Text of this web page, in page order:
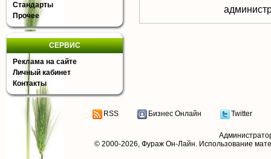
Стандарты
Прочее
СЕРВИС
Реклама на сайте
Личный кабинет
Контакты
RSS Бизнес Онлайн Twitter
© 2000-2026, Фураж Он-Лайн. Использование